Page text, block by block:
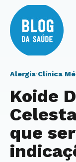
Alergia·Clínica
Koide
que